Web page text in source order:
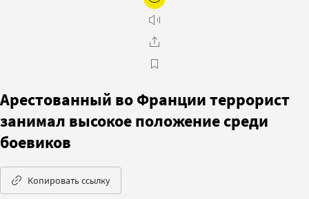
Арестованный во Франции террорист
занимал высокое положение среди
боевиков
Копировать ссылку